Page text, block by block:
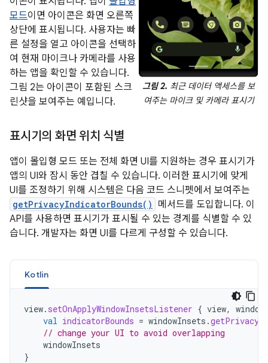
그림 2. 최근 데이터 액세스를 보
여주는 마이크 및 카메라 표시기
모드이면 아이콘은 화면 오른쪽
상단에 표시됩니다. 사용자는 빠
른 설정을 열고 아이콘을 선택하
여 현재 마이크나 카메라를 사용
하는 앱을 확인할 수 있습니다.
그림 2는 아이콘이 포함된 스크
린샷을 보여주는 예입니다.
표시기의 화면 위치 식별
앱이 몰입형 모드 또는 전체 화면 UI를 지원하는 경우 표시기가
앱의 UI와 잠시 동안 겹칠 수 있습니다. 이러한 표시기에 맞게
UI를 조정하기 위해 시스템은 다음 코드 스니펫에서 보여주는
getPrivacyIndicatorBounds()
메서드를 도입합니다. 이
API를 사용하면 표시기가 표시될 수 있는 경계를 식별할 수 있
습니다. 개발자는 화면 UI를 다르게 구성할 수 있습니다.
Kotlin
view. setOnApplyWindowInsetsListener { view,
val indicatorBounds = windowInsets .
// change your UI to avoid overlapping
windowInsets
}